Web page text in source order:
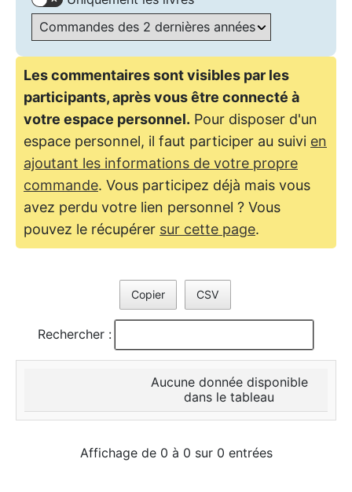
Les commentaires sont visibles par les
participants, après vous être connecté à
votre espace personnel. Pour disposer d'un
espace personnel, il faut participer au suivi en
ajoutant les informations de votre propre
commande. Vous participez déjà mais vous
avez perdu votre lien personnel ? Vous
pouvez le récupérer sur cette page.
Copier CSV
Rechercher :
Aucune donnée disponible
dans le tableau
Affichage de 0 à 0 sur 0 entrées